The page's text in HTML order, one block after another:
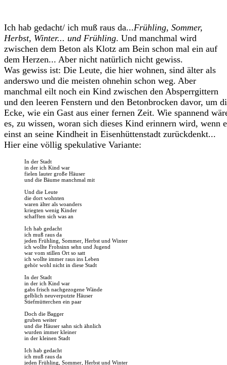
Ich hab gedacht/ ich muß raus da...Frühling, Sommer,
Herbst, Winter... und Frühling. Und manchmal wird
zwischen dem Beton als Klotz am Bein schon mal ein auf
dem Herzen... Aber nicht natürlich nicht gewiss.
Was gewiss ist: Die Leute, die hier wohnen, sind älter als
anderswo und die meisten ohnehin schon weg. Aber
manchmal eilt noch ein Kind zwischen den Absperrgittern
und den leeren Fenstern und den Betonbrocken davor, um
Ecke, wie ein Gast aus einer fernen Zeit. Wie spannend
es, zu wissen, woran sich dieses Kind erinnern wird, wenn
einst an seine Kindheit in Eisenhüttenstadt zurückdenkt...
Hier eine völlig spekulative Variante:
In der Stadt
in der ich Kind war
fielen lauter große Häuser
und die Bäume manchmal mit
Und die Leute
die dort wohnten
waren älter als woanders
kriegten wenig Kinder
schafften sich was an
Ich hab gedacht
ich muß raus da
jeden Frühling, Sommer, Herbst und Winter
ich wollte Frohsinn sehn und Jugend
war vom stillen Ort so satt
ich wollte immer raus ins Leben
gehör wohl nicht in diese Stadt
In der Stadt
in der ich Kind war
gabs frisch nachgezogene Wände
gelblich neuverputzte Häuser
Stiefmütterchen ein paar
Doch die Bagger
gruben weiter
und die Häuser sahn sich ähnlich
wurden immer kleiner
in der kleinen Stadt
Ich hab gedacht
ich muß raus da
jeden Frühling, Sommer, Herbst und Winter